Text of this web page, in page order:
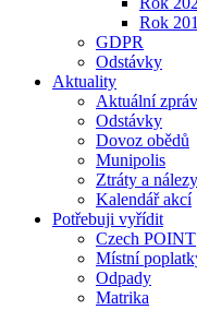
Rok
GDPR
Odstávky
Aktuality
Aktuální
Odstávky
Dovoz obědů
Munipolis
Ztráty a nálezy
Kalendář akcí
Potřebuji vyřídit
Czech POINT
Místní
Odpady
Matrika